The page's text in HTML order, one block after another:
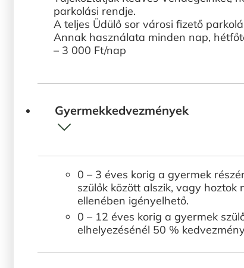
parkolási rendje.
A teljes Üdülő sor városi fizető
Annak használata minden nap,
– 3 000 Ft/nap
Gyermekkedvezmények
0 – 3 éves korig a gyermek
szülők között alszik, vagy
ellenében igényelhető.
0 – 12 éves korig a gyermek
elhelyezésénél 50 %